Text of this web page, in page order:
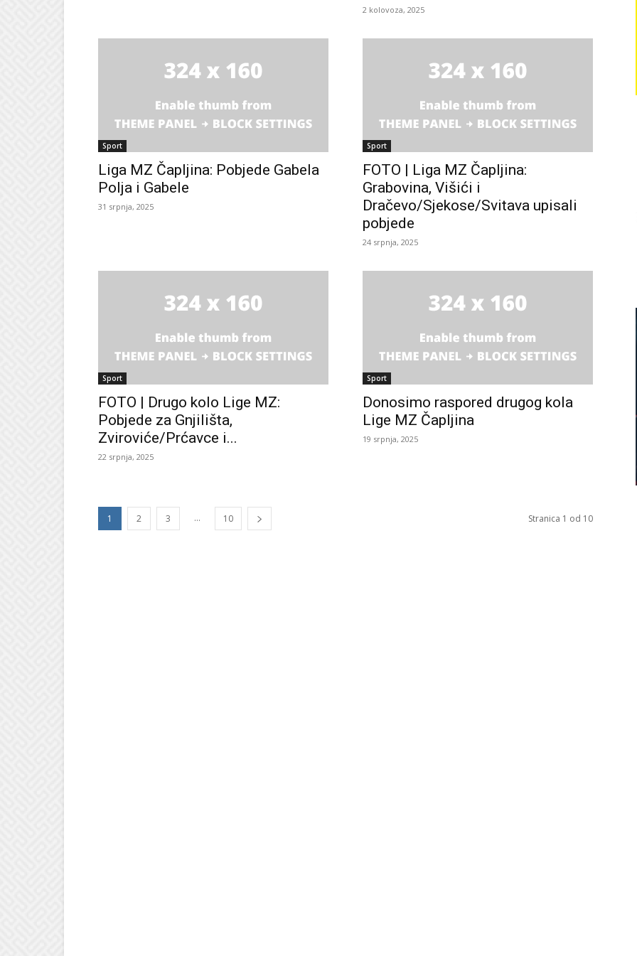
2 kolovoza, 2025
Sport
Liga MZ Čapljina: Pobjede Gabela
Polja i Gabele
31 srpnja, 2025
Sport
FOTO | Liga MZ Čapljina:
Grabovina, Višići i
Dračevo/Sjekose/Svitava upisali
pobjede
24 srpnja, 2025
Sport
FOTO | Drugo kolo Lige MZ:
Pobjede za Gnjilišta,
Zviroviće/Prćavce i...
22 srpnja, 2025
Sport
Donosimo raspored drugog kola
Lige MZ Čapljina
19 srpnja, 2025
1 2 3 ... 10 Stranica 1 od 10